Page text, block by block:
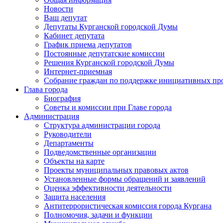
Новости
Ваш депутат
Депутаты Курганской городской Думы
Кабинет депутата
График приема депутатов
Постоянные депутатские комиссии
Решения Курганской городской Думы
Интернет-приемная
Собрание граждан по поддержке инициативных
Глава города
Биография
Советы и комиссии при Главе города
Администрация
Структура администрации города
Руководители
Департаменты
Подведомственные организации
Объекты на карте
Проекты муниципальных правовых актов
Установленные формы обращений и заявлений
Оценка эффективности деятельности
Защита населения
Антитеррористическая комиссия города Кургана
Полномочия, задачи и функции